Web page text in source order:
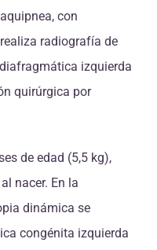
con
radiografía de
izquierda
quirúrgica por
de edad (5,5 kg),
nacer. En la
dinámica se
congénita izquierda